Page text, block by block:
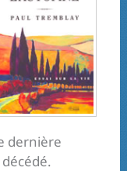
dernière